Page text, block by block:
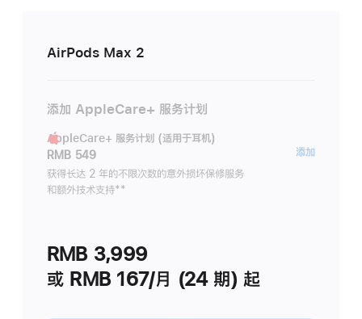
AirPods Max 2
添加 AppleCare+ 服务计划
AppleCare+ 服务计划 (适用于耳机)
RMB 549
获得长达 2 年的不限次数的意外损坏保修服务
和额外技术支持脚
**
添加
RMB 3,999
或 RMB 167/月 (24 期) 起